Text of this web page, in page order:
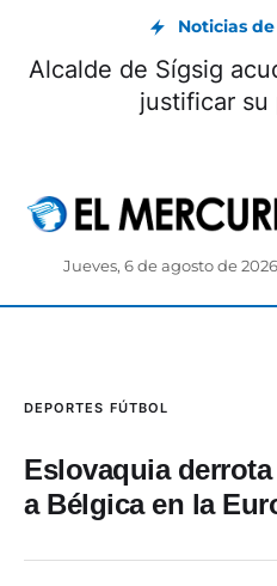
Noticias
Alcalde de Sígsig
justificar su
Jueves, 6 de agosto de 2026
DEPORTES FÚTBOL
Eslovaquia
a Bélgica en la